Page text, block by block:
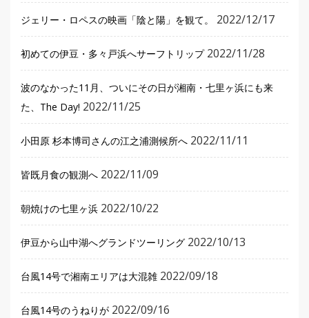
ジェリー・ロペスの映画「陰と陽」を観て。 2022/12/17
初めての伊豆・多々戸浜へサーフトリップ 2022/11/28
波のなかった11月、ついにその日が湘南・七里ヶ浜にも来
た、The Day! 2022/11/25
小田原 杉本博司さんの江之浦測候所へ 2022/11/11
皆既月食の観測へ 2022/11/09
朝焼けの七里ヶ浜 2022/10/22
伊豆から山中湖へグランドツーリング 2022/10/13
台風14号で湘南エリアは大混雑 2022/09/18
台風14号のうねりが 2022/09/16